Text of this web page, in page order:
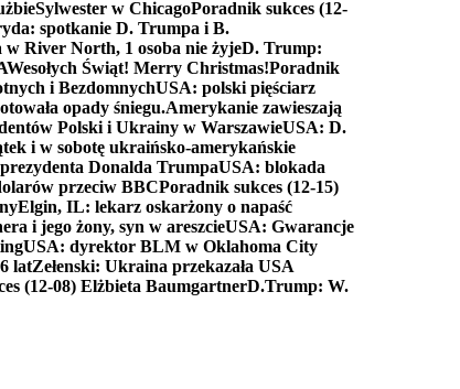
Sylwester w ChicagoPoradnik sukces (12-
spotkanie D. Trumpa i B.
w River North, 1 osoba nie żyjeD. Trump:
Wesołych Świąt! Merry Christmas!Poradnik
i BezdomnychUSA: polski pięściarz
opady śniegu.Amerykanie zawieszają
Polski i Ukrainy w WarszawieUSA: D.
i w sobotę ukraińsko-amerykańskie
Donalda TrumpaUSA: blokada
przeciw BBCPoradnik sukces (12-15)
Elgin, IL: lekarz oskarżony o napaść
i jego żony, syn w areszcieUSA: Gwarancje
USA: dyrektor BLM w Oklahoma City
latZełenski: Ukraina przekazała USA
(12-08) Elżbieta BaumgartnerD.Trump: W.